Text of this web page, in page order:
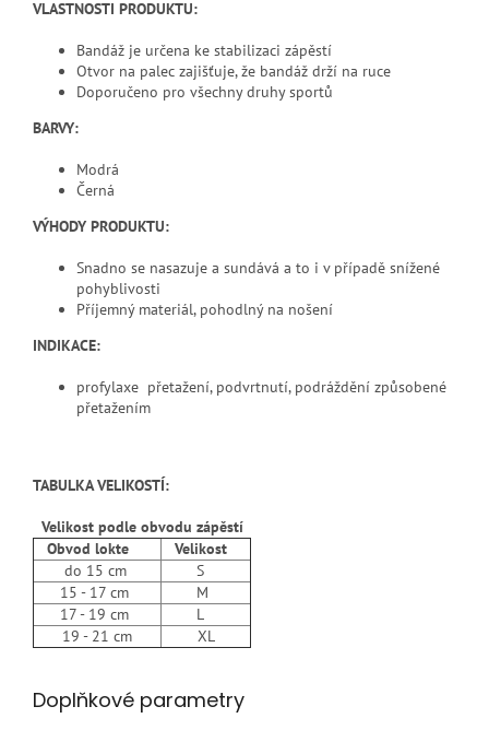
VLASTNOSTI PRODUKTU:
Bandáž je určena ke stabilizaci zápěstí
Otvor na palec zajišťuje, že bandáž drží na ruce
Doporučeno pro všechny druhy sportů
BARVY:
Modrá
Černá
VÝHODY PRODUKTU:
Snadno se nasazuje a sundává a to i v případě snížené
pohyblivosti
Příjemný materiál, pohodlný na nošení
INDIKACE:
profylaxe přetažení, podvrtnutí, podráždění způsobené
přetažením
TABULKA VELIKOSTÍ:
Velikost podle obvodu zápěstí
Obvod lokte
Velikost
do 15 cm
S
15 - 17 cm
M
17 - 19 cm
L
19 - 21 cm
XL
Doplňkové parametry